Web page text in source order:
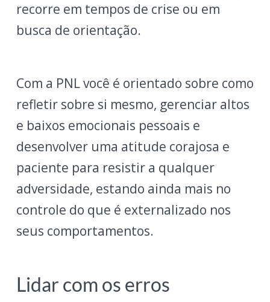
recorre em tempos de crise ou em
busca de orientação.
Com a PNL você é orientado sobre como
refletir sobre si mesmo, gerenciar altos
e baixos emocionais pessoais e
desenvolver uma atitude corajosa e
paciente para resistir a qualquer
adversidade, estando ainda mais no
controle do que é externalizado nos
seus comportamentos.
Lidar com os erros